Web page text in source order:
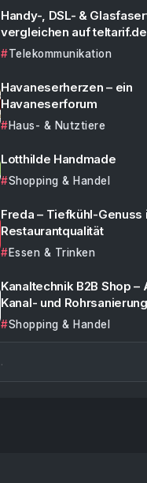
Handy-, DSL- &
vergleichen auf teltarif.de
Telekommunikation
Havaneserherzen – ein
Havaneserforum
Haus- & Nutztiere
Lotthilde Handmade
Shopping & Handel
Freda – Tiefkühl-Genuss
Restaurantqualität
Essen & Trinken
Kanaltechnik B2B Shop –
Kanal- und Rohrsanierung
Shopping & Handel